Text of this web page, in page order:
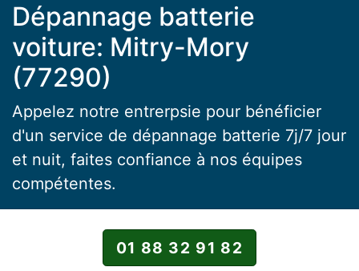
Dépannage batterie
voiture: Mitry-Mory
(77290)
Appelez notre entrerpsie pour bénéficier
d'un service de dépannage batterie 7j/7 jour
et nuit, faites confiance à nos équipes
compétentes.
01 88 32 91 82